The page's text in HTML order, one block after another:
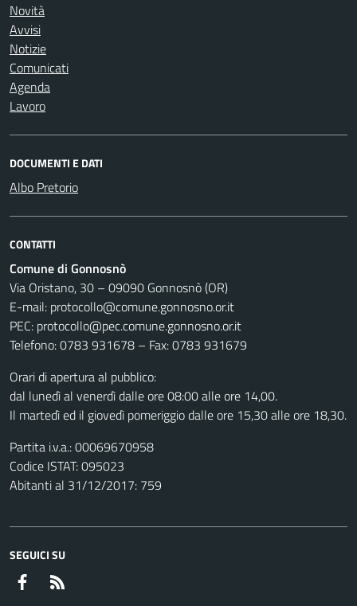
Novità
Avvisi
Notizie
Comunicati
Agenda
Lavoro
DOCUMENTI E DATI
Albo Pretorio
CONTATTI
Comune di Gonnosnò
Via Oristano, 30 – 09090 Gonnosnò (OR)
E-mail: protocollo@comune.gonnosno.or.it
PEC: protocollo@pec.comune.gonnosno.or.it
Telefono: 0783 931678 – Fax: 0783 931679
Orari di apertura al pubblico:
dal lunedì al venerdì dalle ore 08:00 alle ore 14,00.
Il martedì ed il giovedì pomeriggio dalle ore 15,30 alle ore 18,30.
Partita i.v.a.: 00069670958
Codice ISTAT: 095023
Abitanti al 31/12/2017: 759
SEGUICI SU
Facebook